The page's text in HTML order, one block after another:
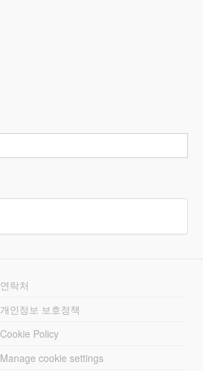
연락처
개인정보 보호정책
Cookie Policy
Manage cookie settings